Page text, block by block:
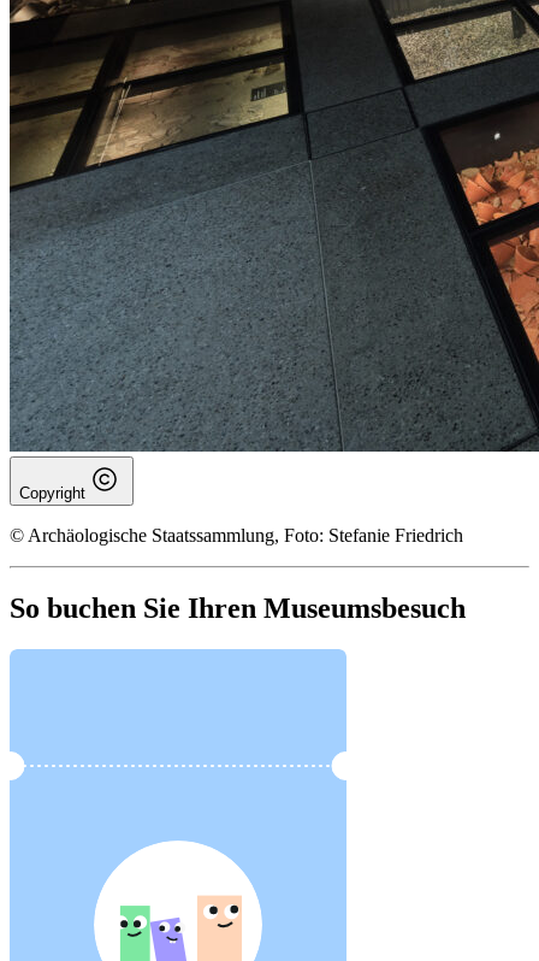
Copyright
© Archäologische Staatssammlung, Foto: Stefanie Friedrich
So buchen Sie Ihren Museumsbesuch